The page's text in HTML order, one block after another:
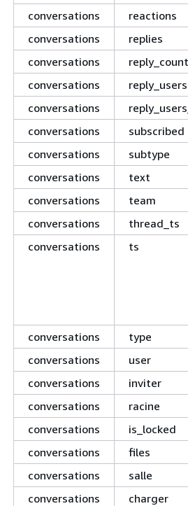
conversations
reactions
conversations
replies
conversations
reply_count
conversations
reply_users
conversations
conversations
subscribed
conversations
subtype
conversations
text
conversations
team
conversations
thread_ts
conversations
ts
conversations type
conversations
user
conversations
inviter
conversations
racine
conversations
is_locked
conversations
files
conversations
salle
conversations
charger